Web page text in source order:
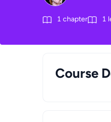
1 chapter 1
Course